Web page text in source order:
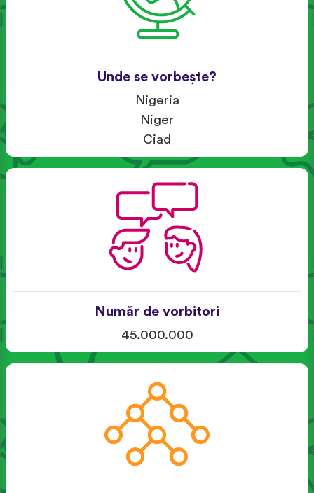
Unde se vorbește?
Nigeria
Niger
Ciad
Număr de vorbitori
45.000.000